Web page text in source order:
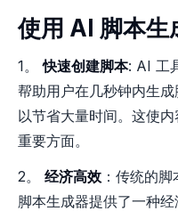
使用 AI 脚本生
1。快速创建脚本: AI 工
帮助用户在几秒钟内生
以节省大量时间。这使
重要方面。
2。 经济高效 ：传统的
脚本生成器提供了一种